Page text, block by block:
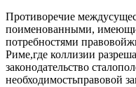
Противоречие
поименованными,
потребностями
Риме,где коллизии
законодательство
необходимостьправовой